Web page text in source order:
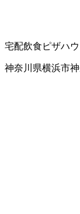
宅配飲食 ピザハ
神奈川県横浜市